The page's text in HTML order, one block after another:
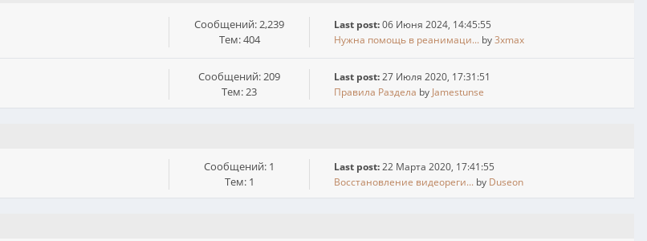
Сообщений: 2,239
Тем: 404
Last post:06 Июня 2024, 14:45:55
Нужна помощь в реанимаци... by3xmax
Сообщений: 209
Тем: 23
Last post:27 Июля 2020, 17:31:51
Правила Раздела by Jamestunse
Сообщений: 1
Тем: 1
Last post:22 Марта 2020, 17:41:55
Восстановление видеореги... by Duseon